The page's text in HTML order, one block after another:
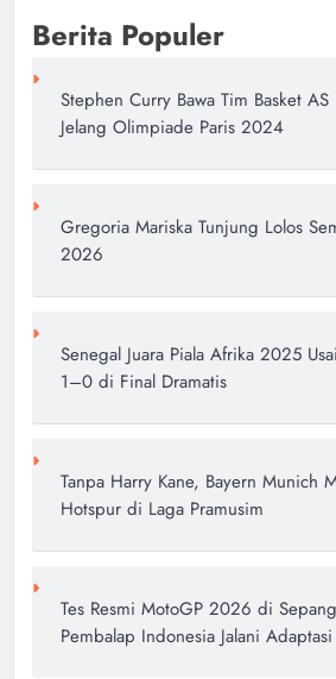
Berita Populer
Stephen Curry Bawa Tim Basket AS
Jelang Olimpiade Paris 2024
Gregoria Mariska Tunjung Lolos
2026
Senegal Juara Piala Afrika 2025
1–0 di Final Dramatis
Tanpa Harry Kane, Bayern Munich
Hotspur di Laga Pramusim
Tes Resmi MotoGP 2026 di
Pembalap Indonesia Jalani